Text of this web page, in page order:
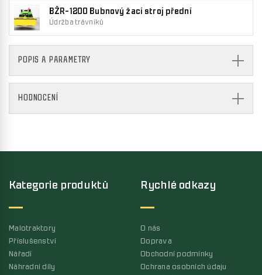
BŽR-1200 Bubnový žací stroj přední
Údržba trávníků
POPIS A PARAMETRY
HODNOCENÍ
Kategorie produktů
Malotraktory
Příslušenství
Nářadí
Náhradní díly
Rychlé odkazy
O nás
Doprava
Obchodní podmínky
Ochrana osobních údaju